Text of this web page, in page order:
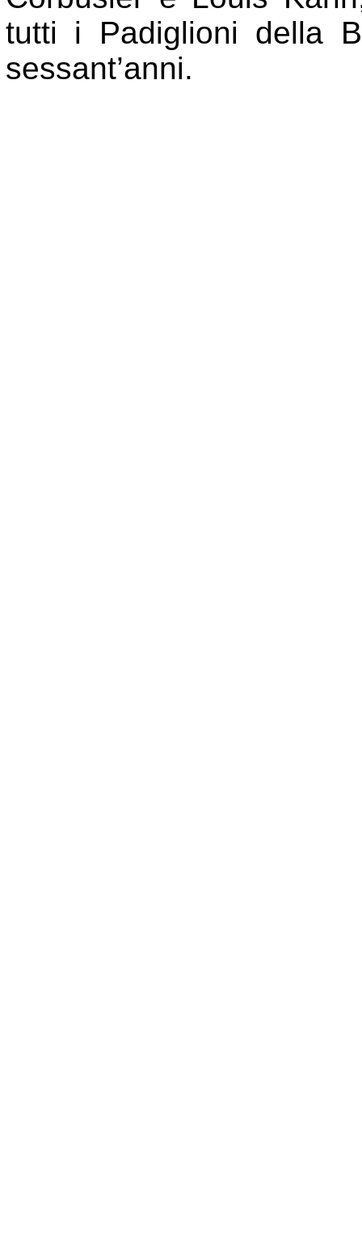
tutti i Padiglioni della
sessant’anni.